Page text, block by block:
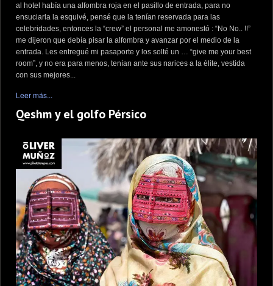
al hotel había una alfombra roja en el pasillo de entrada, para no
ensuciarla la esquivé, pensé que la tenían reservada para las
celebridades, entonces la “crew” el personal me amonestó : “No No.. !!”
me dijeron que debía pisar la alfombra y avanzar por el medio de la
entrada. Les entregué mi pasaporte y los solté un … “give me your best
room”, y no era para menos, tenían ante sus narices a la élite, vestida
con sus mejores...
Leer más...
Qeshm y el golfo Pérsico